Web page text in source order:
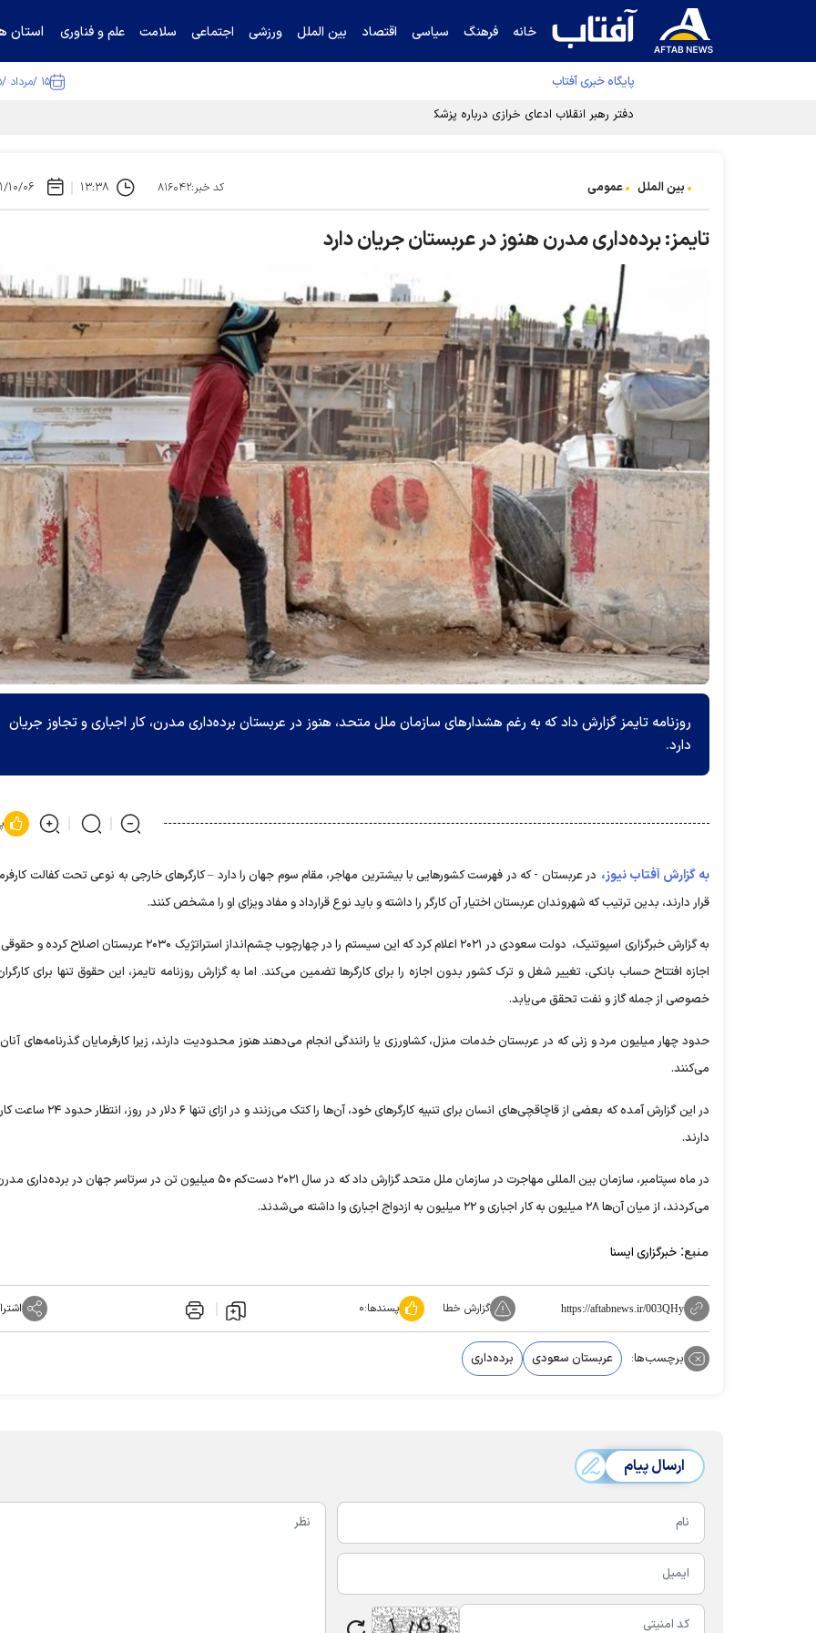
خانه فرهنگ سیاسی اقتصاد بین الملل ورزشی اجتماعی سلامت علم و فناوری استان
پایگاه خبری آفتاب ۱۵ /مرداد /۱۴۰۵
دفتر رهبر انقلاب ادعای خرازی درباره پزشکیان را تکذیب کرد
بین الملل عمومی کد خبر:۸۱۶۰۴۲ ۱۳:۳۸ ۱۴۰۱/
تایمز: برده‌داری مدرن هنوز در عربستان جریان دارد
روزنامه تایمز گزارش داد که به رغم هشدارهای سازمان ملل متحد، هنوز در عربستان برده‌داری مدرن، کار اجباری و تجاوز جریان
دارد.
به گزارش آفتاب نیوز، در عربستان - که در فهرست کشورهایی با بیشترین مهاجر، مقام سوم جهان را دارد – کارگرهای خارجی به نوعی تحت کفالت
قرار دارند، بدین ترتیب که شهروندان عربستان اختیار آن کارگر را داشته و باید نوع قرارداد و مفاد ویزای او را مشخص کنند.
به گزارش خبرگزاری اسپوتنیک، دولت سعودی در ۲۰۲۱ اعلام کرد که این سیستم را در چهارچوب چشم‌انداز استراتژیک ۲۰۳۰
اجازه افتتاح حساب بانکی، تغییر شغل و ترک کشور بدون اجازه را برای کارگرها تضمین می‌کند. اما به گزارش روزنامه تایمز، این حقوق تنها برای
خصوصی از جمله گاز و نفت تحقق می‌یابد.
حدود چهار میلیون مرد و زنی که در عربستان خدمات منزل، کشاورزی یا رانندگی انجام می‌دهند هنوز محدودیت دارند، زیرا کارفرمایان گذرنامه‌های
می‌کنند.
در این گزارش آمده که بعضی از قاچاقچی‌های انسان برای تنبیه کارگرهای خود، آن‌ها
دارند.
در ماه سپتامبر، سازمان بین المللی مهاجرت در سازمان ملل متحد گزارش داد که در سال ۲۰۲۱ دست‌کم ۵۰ میلیون تن در سرتاسر جهان
می‌کردند، از میان آن‌ها ۲۸ میلیون به کار اجباری و ۲۲ میلیون به ازدواج اجباری وا داشته می‌شدند.
منبع: خبرگزاری ایسنا
https://aftabnews.ir/003QHy گزارش خطا پسندها:۰
برچسب‌ها: عربستان سعودی برده‌داری
ارسال پیام